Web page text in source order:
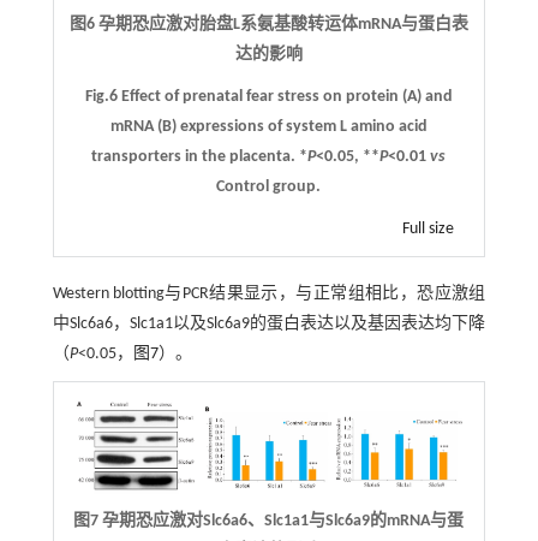
图6 孕期恐应激对胎盘L系氨基酸转运体mRNA与蛋白表
达的影响
Fig.6 Effect of prenatal fear stress on protein (A) and
mRNA (B) expressions of system L amino acid
transporters in the placenta. *P<0.05, **P<0.01vs
Control group.
Full size
Western blotting与PCR结果显示，与正常组相比，恐应激组
中Slc6a6，Slc1a1以及Slc6a9的蛋白表达以及基因表达均下降
（P<0.05， 图7）。
图7 孕期恐应激对Slc6a6、Slc1a1与Slc6a9的mRNA与蛋